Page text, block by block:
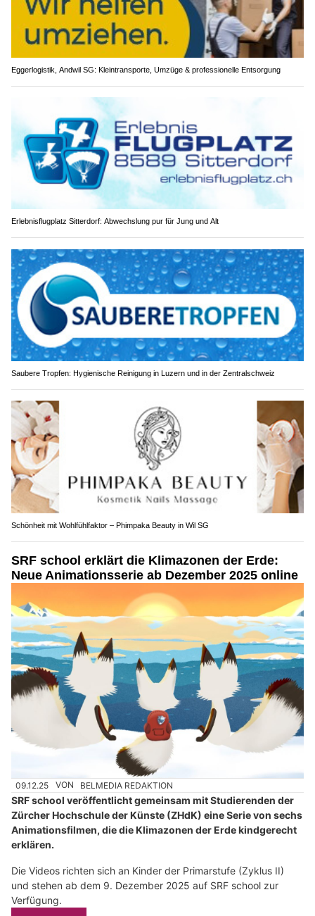
Eggerlogistik, Andwil SG: Kleintransporte, Umzüge & professionelle Entsorgung
Erlebnisflugplatz Sitterdorf: Abwechslung pur für Jung und Alt
Saubere Tropfen: Hygienische Reinigung in Luzern und in der Zentralschweiz
Schönheit mit Wohlfühlfaktor – Phimpaka Beauty in Wil SG
SRF school erklärt die Klimazonen der Erde:
Neue Animationsserie ab Dezember 2025 online
09.12.25 VON BELMEDIA REDAKTION
SRF school veröffentlicht gemeinsam mit Studierenden der
Zürcher Hochschule der Künste (ZHdK) eine Serie von sechs
Animationsfilmen, die die Klimazonen der Erde kindgerecht
erklären.
Die Videos richten sich an Kinder der Primarstufe (Zyklus II)
und stehen ab dem 9. Dezember 2025 auf SRF school zur
Verfügung.